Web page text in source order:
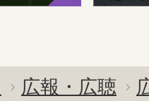
広報・広聴